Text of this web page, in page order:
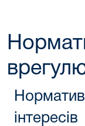
інтересів